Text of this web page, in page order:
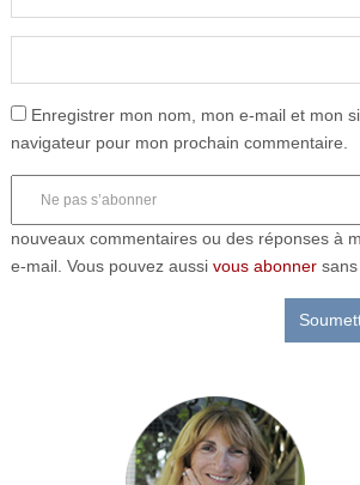
Enregistrer mon nom, mon e-mail et mon
navigateur pour mon prochain commentaire.
nouveaux commentaires ou des réponses à
e-mail. Vous pouvez aussi vous abonnersans